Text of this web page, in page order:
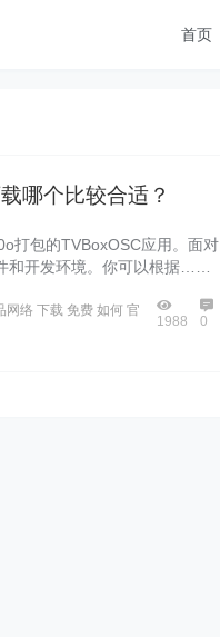
首页
哪个比较合适？
打包的TVBoxOSC应用。面对
和开发环境。你可以根据……
网络 下载 免费 如何 官
1988 0